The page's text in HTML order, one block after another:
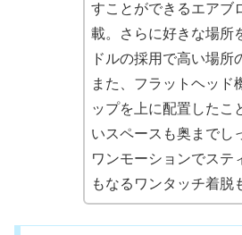
すことができるエアブ
載。さらに好きな場所
ドルの採用で高い場所
また、フラットヘッド
ップを上に配置したこ
いスペースも奥までし
ワンモーションでステ
もなるワンタッチ着脱